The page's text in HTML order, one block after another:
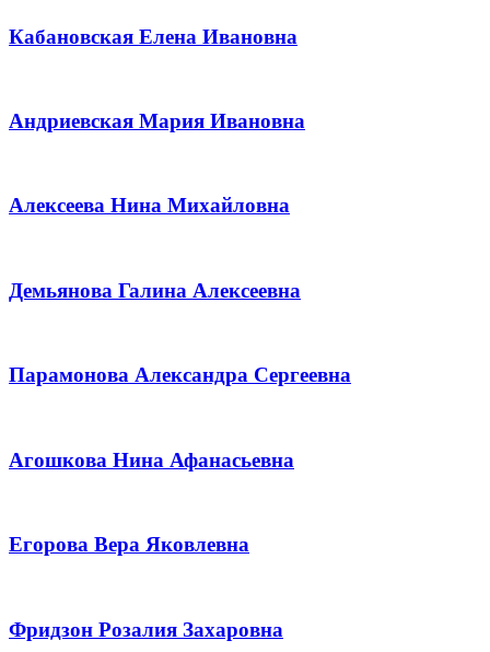
Кабановская Елена Ивановна
Андриевская Мария Ивановна
Алексеева Нина Михайловна
Демьянова Галина Алексеевна
Парамонова Александра Сергеевна
Агошкова Нина Афанасьевна
Егорова Вера Яковлевна
Фридзон Розалия Захаровна